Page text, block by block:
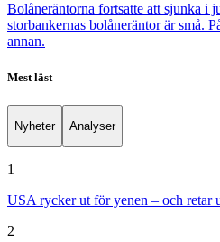
Bolåneräntorna fortsatte att sjunka i
storbankernas bolåneräntor är små.
annan.
Mest läst
Nyheter Analyser
1
USA rycker ut för yenen – och retar
2